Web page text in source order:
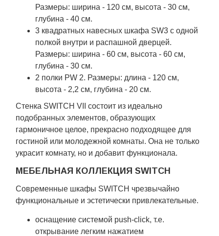
Размеры: ширина - 120 см, высота - 30 см,
глубина - 40 см.
3 квадратных навесных шкафа SW3 с одной
полкой внутри и распашной дверцей.
Размеры: ширина - 60 см, высота - 60 см,
глубина - 30 см.
2 полки PW 2. Размеры: длина - 120 см,
высота - 2,2 см, глубина - 20 см.
Стенка SWITCH VII состоит из идеально
подобранных элементов, образующих
гармоничное целое, прекрасно подходящее для
гостиной или молодежной комнаты. Она не только
украсит комнату, но и добавит функционала.
МЕБЕЛЬНАЯ КОЛЛЕКЦИЯ SWITCH
Современные шкафы SWITCH чрезвычайно
функциональные и эстетически привлекательные.
оснащение системой push-click, т.е.
открывание легким нажатием